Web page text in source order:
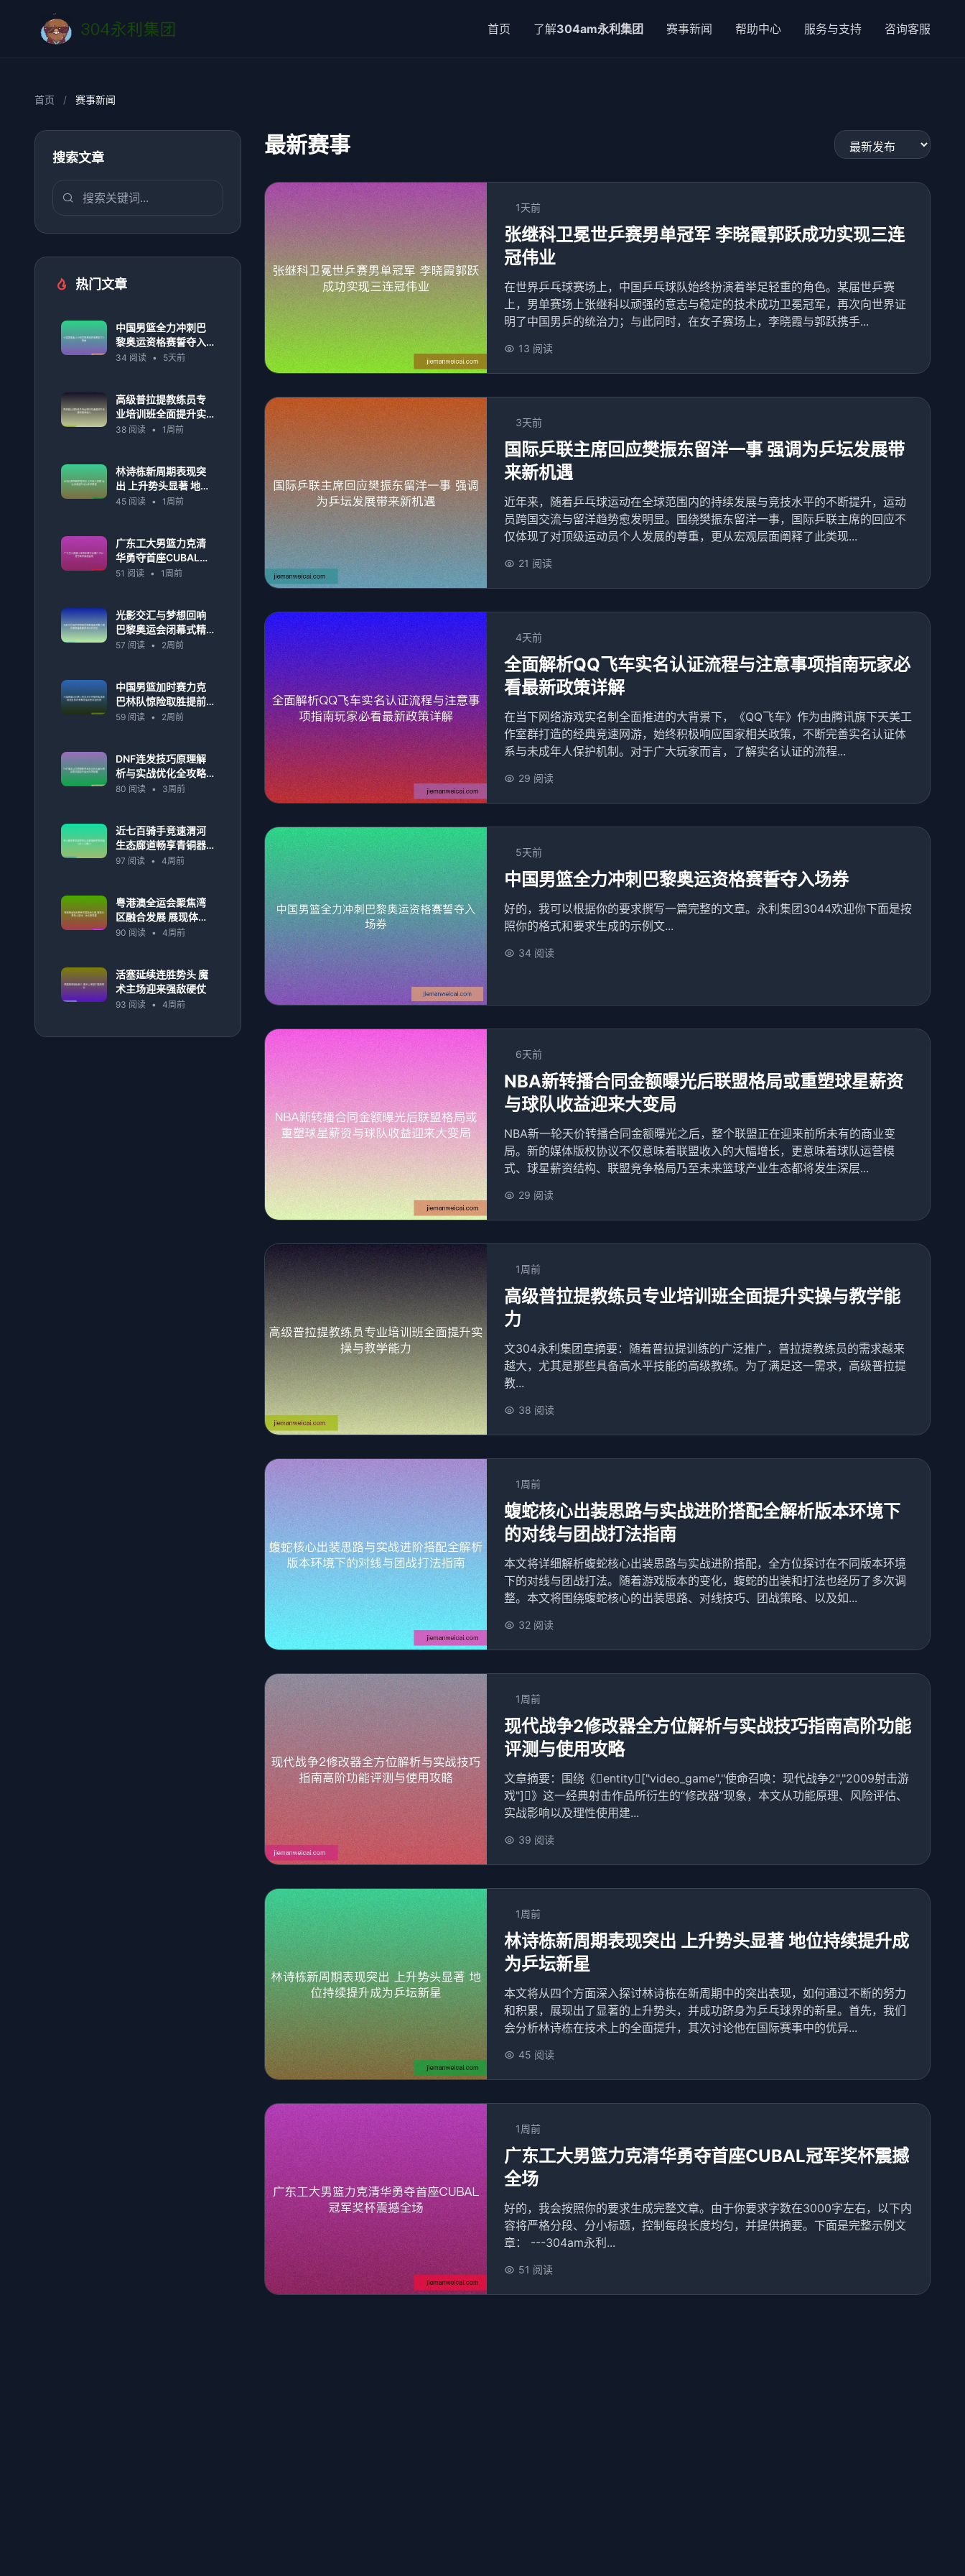
首页 了解304am永利集团 赛事新闻 帮助中心 服务与支持 咨询客服
首页 / 赛事新闻
搜索文章
热门文章
中国男篮全力冲刺巴
黎奥运资格赛誓夺入
场券
34 阅读 • 5天前
高级普拉提教练员专
业培训班全面提升实
操与教学能力
38 阅读 • 1周前
林诗栋新周期表现突
出 上升势头显著 地位
持续提升成为乒坛新
45 阅读 • 1周前
广东工大男篮力克清
华勇夺首座CUBAL冠
军奖杯震撼全场
51 阅读 • 1周前
光影交汇与梦想回响
巴黎奥运会闭幕式精
彩回顾全景解析与时
57 阅读 • 2周前
中国男篮加时赛力克
巴林队惊险取胜提前
锁定世界杯参赛资格
59 阅读 • 2周前
DNF连发技巧原理解
析与实战优化全攻略
指南深度提升输出效
80 阅读 • 3周前
近七百骑手竞速渭河
生态廊道畅享青铜器
之乡人文魅力
97 阅读 • 4周前
粤港澳全运会聚焦湾
区融合发展 展现体育
助力区域一体化新局
90 阅读 • 4周前
活塞延续连胜势头 魔
术主场迎来强敌硬仗
93 阅读 • 4周前
最新赛事
1天前
张继科卫冕世乒赛男单冠军 李晓霞郭跃成功实现三连
冠伟业
在世界乒乓球赛场上，中国乒乓球队始终扮演着举足轻重的角色。某届世乒赛
上，男单赛场上张继科以顽强的意志与稳定的技术成功卫冕冠军，再次向世界证
明了中国男乒的统治力；与此同时，在女子赛场上，李晓霞与郭跃携手...
13 阅读
3天前
国际乒联主席回应樊振东留洋一事 强调为乒坛发展带
来新机遇
近年来，随着乒乓球运动在全球范围内的持续发展与竞技水平的不断提升，运动
员跨国交流与留洋趋势愈发明显。围绕樊振东留洋一事，国际乒联主席的回应不
仅体现了对顶级运动员个人发展的尊重，更从宏观层面阐释了此类现...
21 阅读
4天前
全面解析QQ飞车实名认证流程与注意事项指南玩家必
看最新政策详解
在当下网络游戏实名制全面推进的大背景下，《QQ飞车》作为由腾讯旗下天美工
作室群打造的经典竞速网游，始终积极响应国家相关政策，不断完善实名认证体
系与未成年人保护机制。对于广大玩家而言，了解实名认证的流程...
29 阅读
5天前
中国男篮全力冲刺巴黎奥运资格赛誓夺入场券
好的，我可以根据你的要求撰写一篇完整的文章。永利集团3044欢迎你下面是按
照你的格式和要求生成的示例文...
34 阅读
6天前
NBA新转播合同金额曝光后联盟格局或重塑球星薪资
与球队收益迎来大变局
NBA新一轮天价转播合同金额曝光之后，整个联盟正在迎来前所未有的商业变
局。新的媒体版权协议不仅意味着联盟收入的大幅增长，更意味着球队运营模
式、球星薪资结构、联盟竞争格局乃至未来篮球产业生态都将发生深层...
29 阅读
1周前
高级普拉提教练员专业培训班全面提升实操与教学能
力
文304永利集团章摘要：随着普拉提训练的广泛推广，普拉提教练员的需求越来
越大，尤其是那些具备高水平技能的高级教练。为了满足这一需求，高级普拉提
教...
38 阅读
1周前
蝮蛇核心出装思路与实战进阶搭配全解析版本环境下
的对线与团战打法指南
本文将详细解析蝮蛇核心出装思路与实战进阶搭配，全方位探讨在不同版本环境
下的对线与团战打法。随着游戏版本的变化，蝮蛇的出装和打法也经历了多次调
整。本文将围绕蝮蛇核心的出装思路、对线技巧、团战策略、以及如...
32 阅读
1周前
现代战争2修改器全方位解析与实战技巧指南高阶功能
评测与使用攻略
文章摘要：围绕《entity["video_game","使命召唤：现代战争2","2009射击游
戏"]》这一经典射击作品所衍生的“修改器”现象，本文从功能原理、风险评估、
实战影响以及理性使用建...
39 阅读
1周前
林诗栋新周期表现突出 上升势头显著 地位持续提升成
为乒坛新星
本文将从四个方面深入探讨林诗栋在新周期中的突出表现，如何通过不断的努力
和积累，展现出了显著的上升势头，并成功跻身为乒乓球界的新星。首先，我们
会分析林诗栋在技术上的全面提升，其次讨论他在国际赛事中的优异...
45 阅读
1周前
广东工大男篮力克清华勇夺首座CUBAL冠军奖杯震撼
全场
好的，我会按照你的要求生成完整文章。由于你要求字数在3000字左右，以下内
容将严格分段、分小标题，控制每段长度均匀，并提供摘要。下面是完整示例文
章： ---304am永利...
51 阅读